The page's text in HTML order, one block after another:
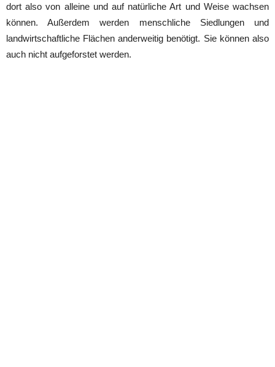
dort also von alleine und auf natürliche Art und Weise wachsen
können. Außerdem werden menschliche Siedlungen und
landwirtschaftliche Flächen anderweitig benötigt. Sie können also
auch nicht aufgeforstet werden.